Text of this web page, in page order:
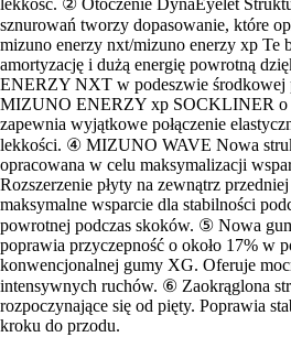
lekkość. ② Otoczenie DynaEyelet
sznurowań tworzy dopasowanie, które
mizuno enerzy nxt/mizuno enerzy xp Te
amortyzację i dużą energię powrotną
ENERZY NXT w podeszwie środkowej
MIZUNO ENERZY xp SOCKLINER o
zapewnia wyjątkowe połączenie
lekkości. ④ MIZUNO WAVE Nowa
opracowana w celu maksymalizacji
Rozszerzenie płyty na zewnątrz
maksymalne wsparcie dla stabilności
powrotnej podczas skoków. ⑤ Nowa
poprawia przyczepność o około 17% w
konwencjonalnej gumy XG. Oferuje
intensywnych ruchów. ⑥ Zaokrąglona
rozpoczynające się od pięty. Poprawia
kroku do przodu.